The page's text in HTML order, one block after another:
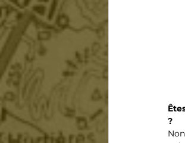
?